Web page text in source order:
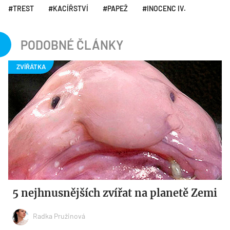
TREST
KACÍŘSTVÍ PAPEŽ INOCENC IV.
PODOBNÉ ČLÁNKY
5 nejhnusnějších zvířat na planetě Zemi
Radka Pružinová